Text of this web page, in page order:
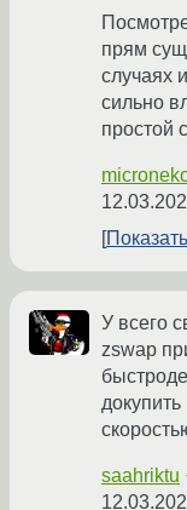
прям
случаях
сильно
простой
У всего
zswap
saahriktu